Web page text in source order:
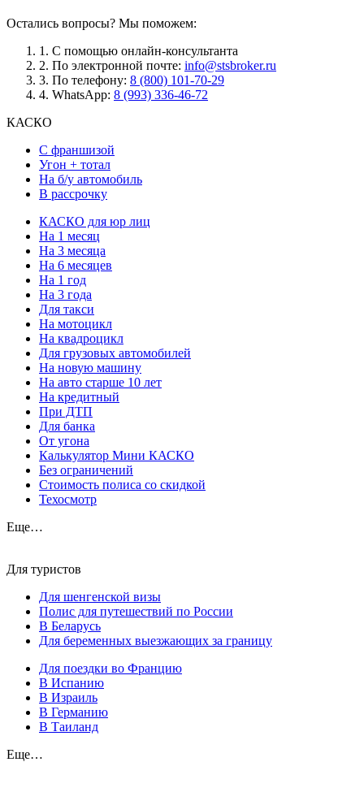
Остались вопросы? Мы поможем:
1. С помощью онлайн-консультанта
2. По электронной почте: info@stsbroker.ru
3. По телефону: 8 (800) 101-70-29
4. WhatsApp: 8 (993) 336-46-72
КАСКО
С франшизой
Угон + тотал
На б/у автомобиль
В рассрочку
КАСКО для юр лиц
На 1 месяц
На 3 месяца
На 6 месяцев
На 1 год
На 3 года
Для такси
На мотоцикл
На квадроцикл
Для грузовых автомобилей
На новую машину
На авто старше 10 лет
На кредитный
При ДТП
Для банка
От угона
Калькулятор Мини КАСКО
Без ограничений
Стоимость полиса со скидкой
Техосмотр
Еще…
Для туристов
Для шенгенской визы
Полис для путешествий по России
В Беларусь
Для беременных выезжающих за границу
Для поездки во Францию
В Испанию
В Израиль
В Германию
В Таиланд
Еще…